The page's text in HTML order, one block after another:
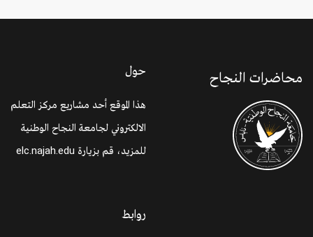
محاضرات النجاح حول
هذا الموقع أحد مشاريع مركز التعلم
الالكتروني لجامعة النجاح الوطنية
للمزيد، قم بزيارة elc.najah.edu
روابط